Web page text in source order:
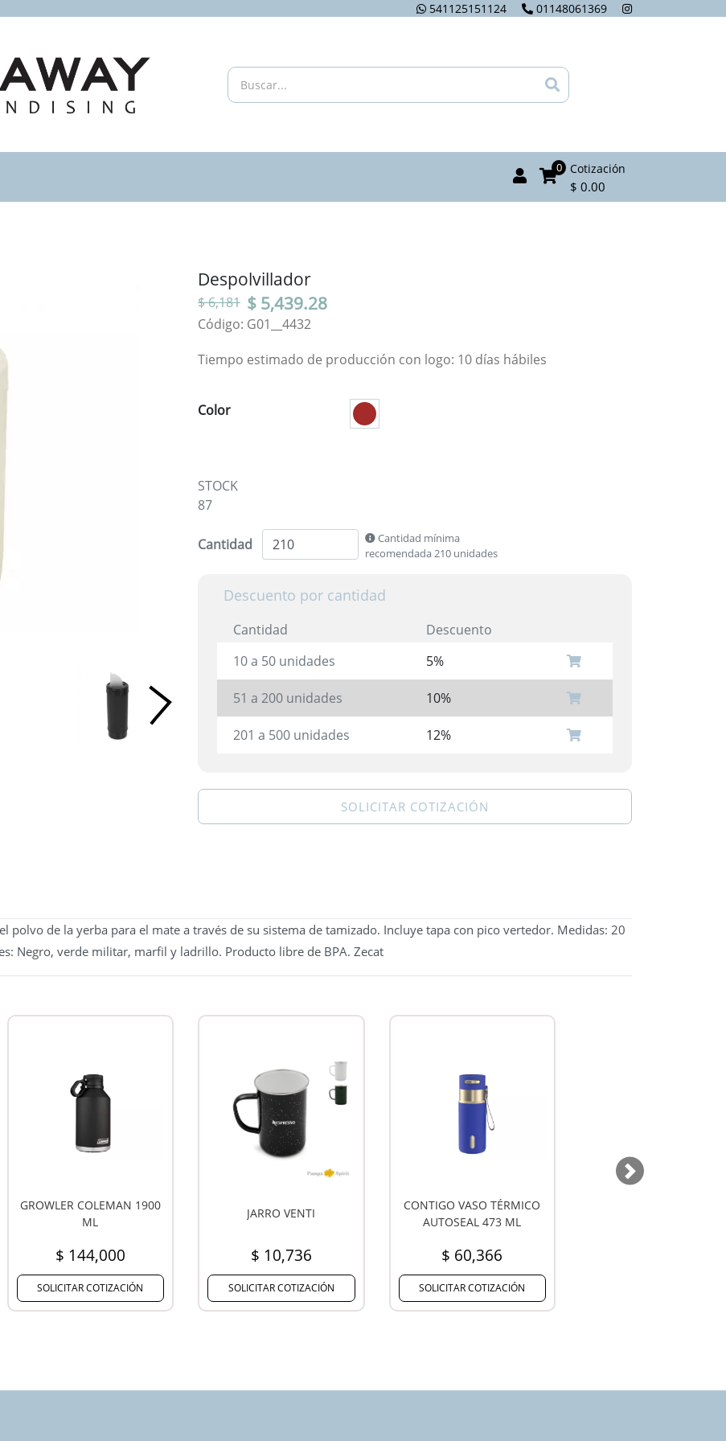
541125151124 01148061369
0 Cotización
$ 0.00
Despolvillador
$ 6,181 $ 5,439.28
Código: G01__4432
Tiempo estimado de producción con logo: 10 días hábiles
Color
STOCK
87
Cantidad
Cantidad mínima
recomendada 210 unidades
Descuento por cantidad
Cantidad
Descuento
10 a 50 unidades
5%
51 a 200 unidades 10%
201 a 500 unidades 12%
SOLICITAR COTIZACIÓN
polvo de la yerba para el mate a través de su sistema de tamizado. Incluye tapa con pico vertedor. Medidas: 20
Negro, verde militar, marfil y ladrillo. Producto libre de BPA. Zecat
JARRO VENTI
$ 10,736
SOLICITAR COTIZACIÓN
AUTOSEAL 473 ML
$ 60,366
SOLICITAR COTIZACIÓN
JARRO BAYO
SOLICITAR COTIZACIÓN
CON TAPA PULSADOR 360°
Next